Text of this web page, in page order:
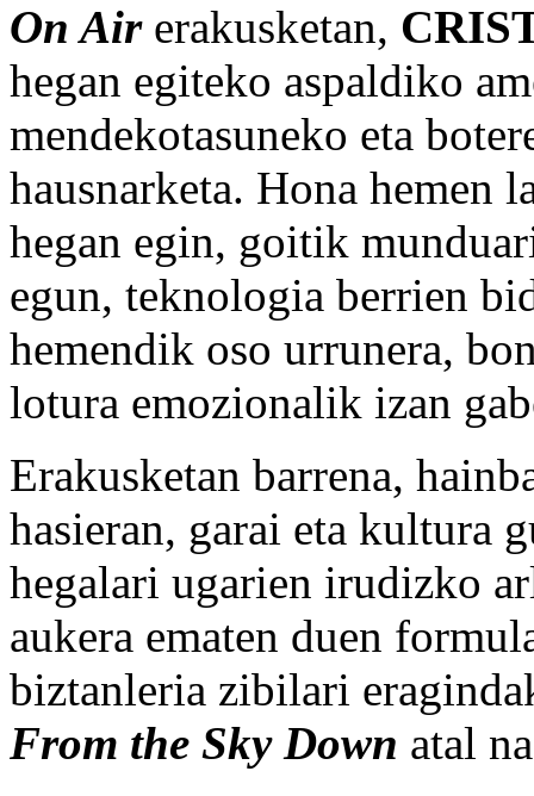
On Airerakusketan,
hegan egiteko aspaldiko
mendekotasuneko eta
hausnarketa. Hona hemen
hegan egin, goitik
egun, teknologia berrien
hemendik oso urrunera,
lotura emozionalik izan
Erakusketan barrena,
hasieran, garai eta kultura
hegalari ugarien irudizko
aukera ematen duen
biztanleria zibilari
From the Sky Down atal